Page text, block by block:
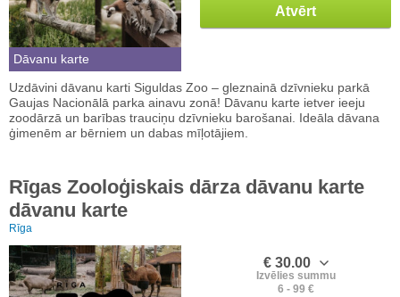
Dāvanu karte
Atvērt
Uzdāvini dāvanu karti Siguldas Zoo – gleznainā dzīvnieku parkā
Gaujas Nacionālā parka ainavu zonā! Dāvanu karte ietver ieeju
zoodārzā un barības trauciņu dzīvnieku barošanai. Ideāla dāvana
ģimenēm ar bērniem un dabas mīļotājiem.
Rīgas Zooloģiskais dārza dāvanu karte
dāvanu karte
Rīga
€ 30.00
Izvēlies summu
6 - 99 €